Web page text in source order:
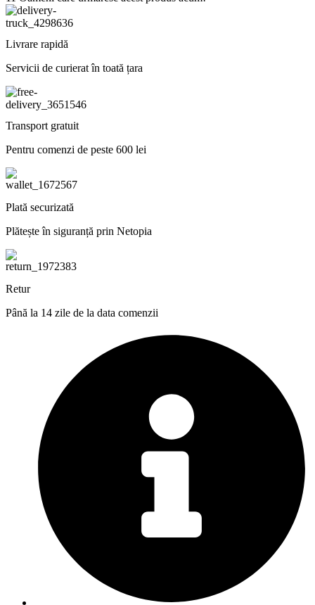
Livrare rapidă
Servicii de curierat în toată țara
Transport gratuit
Pentru comenzi de peste 600 lei
Plată securizată
Plătește în siguranță prin Netopia
Retur
Până la 14 zile de la data comenzii